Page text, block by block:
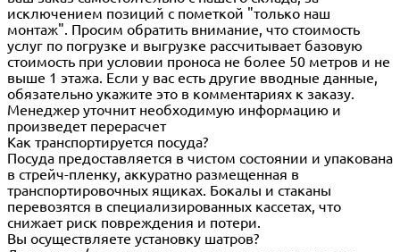
исключением позиций с пометкой "только наш
монтаж". Просим обратить внимание, что стоимость
услуг по погрузке и выгрузке рассчитывает базовую
стоимость при условии проноса не более 50 метров и не
выше 1 этажа. Если у вас есть другие вводные данные,
обязательно укажите это в комментариях к заказу.
Менеджер уточнит необходимую информацию и
произведет перерасчет
Как транспортируется посуда?
Посуда предоставляется в чистом состоянии и упакована
в стрейч-пленку, аккуратно размещенная в
транспортировочных ящиках. Бокалы и стаканы
перевозятся в специализированных кассетах, что
снижает риск повреждения и потери.
Вы осуществляете установку шатров?